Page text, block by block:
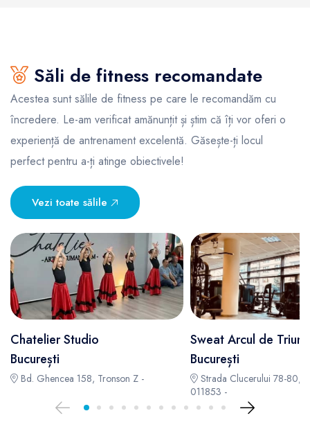
Săli de fitness recomandate
Acestea sunt sălile de fitness pe care le recomandăm cu
încredere. Le-am verificat amănunțit și știm că îți vor oferi o
experiență de antrenament excelentă. Găsește-ți locul
perfect pentru a-ți atinge obiectivele!
Vezi toate sălile
Chatelier Studio
București
Bd. Ghencea 158, Tronson Z -
Sweat Arcul de Triumf
București
Strada Clucerului 78-80,
011853 -